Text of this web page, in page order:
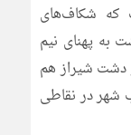
که شکاف‌های
پهنای نیم
در دشت شیراز هم
شهر در نقاطی